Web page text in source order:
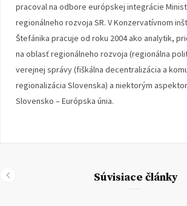
pracoval na odbore európskej integrácie
regionálneho rozvoja SR. V Konzervatívnom
Štefánika pracuje od roku 2004 ako analytik,
na oblasť regionálneho rozvoja (regionálna
verejnej správy (fiškálna decentralizácia a
regionalizácia Slovenska) a niektorým
Slovensko – Európska únia.
Súvisiace články